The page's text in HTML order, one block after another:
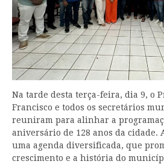
Na tarde desta terça-feira, dia 9, o
Francisco e todos os secretários
reuniram para alinhar a
aniversário de 128 anos da cidade.
uma agenda diversificada, que
crescimento e a história do